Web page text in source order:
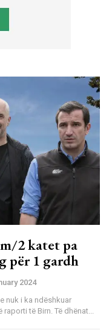
2 katet pa
për 1 gardh
2024
nuk i ka ndëshkuar
të Birn. Të dhënat...